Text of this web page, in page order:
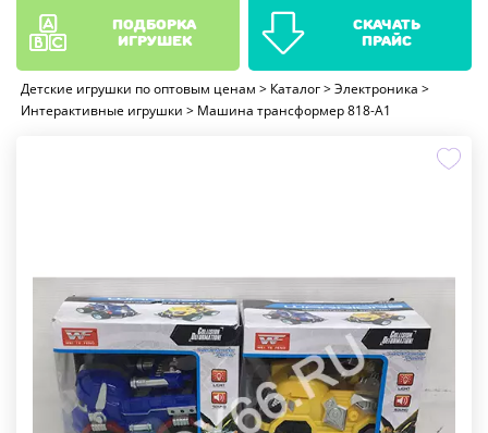
Детские игрушки по оптовым ценам > Каталог > Электроника >
Интерактивные игрушки > Машина трансформер 818-A1
подборка
игрушек
скачать
прайс